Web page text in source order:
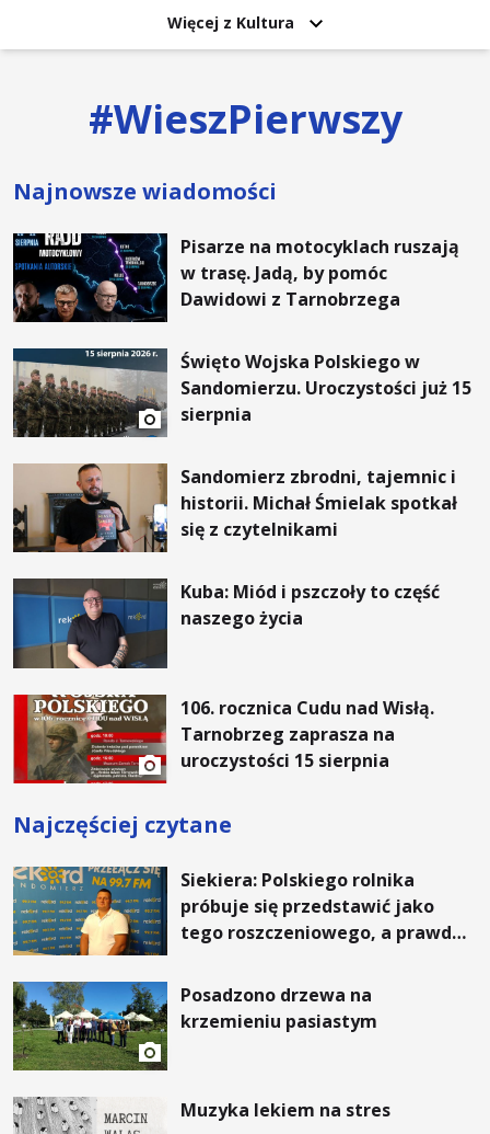
Więcej z Kultura
#WieszPierwszy
Najnowsze wiadomości
Pisarze na motocyklach ruszają
w trasę. Jadą, by pomóc
Dawidowi z Tarnobrzega
Święto Wojska Polskiego w
Sandomierzu. Uroczystości już 15
sierpnia
Sandomierz zbrodni, tajemnic i
historii. Michał Śmielak spotkał
się z czytelnikami
Kuba: Miód i pszczoły to część
naszego życia
106. rocznica Cudu nad Wisłą.
Tarnobrzeg zaprasza na
uroczystości 15 sierpnia
Najczęściej czytane
Siekiera: Polskiego rolnika
próbuje się przedstawić jako
tego roszczeniowego, a prawda
Posadzono drzewa na
krzemieniu pasiastym
Muzyka lekiem na stres